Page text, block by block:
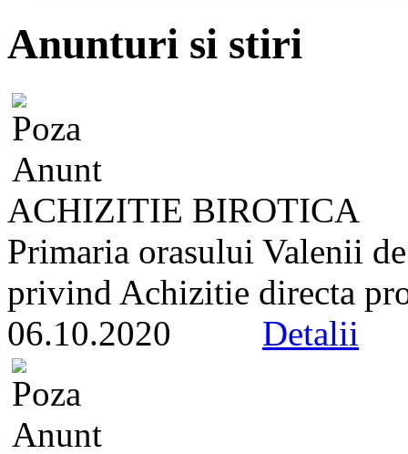
Anunturi si stiri
ACHIZITIE BIROTICA
Primaria orasului Valenii
privind Achizitie directa
06.10.2020 Detalii